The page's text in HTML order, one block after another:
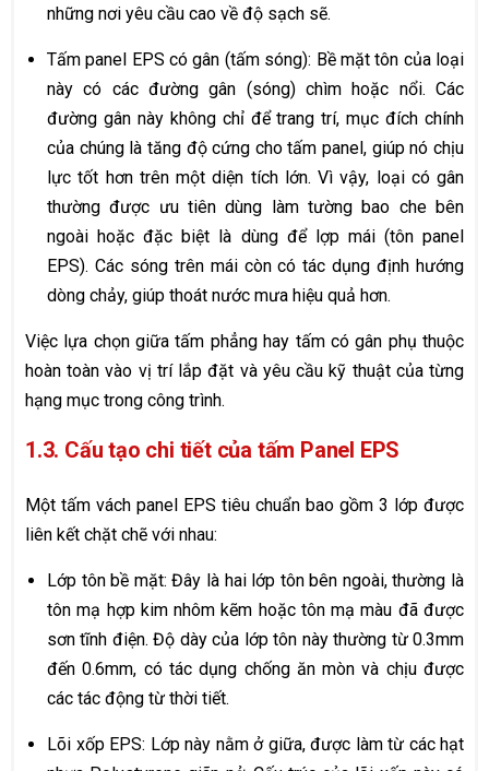
những nơi yêu cầu cao về độ sạch sẽ.
Tấm panel EPS có gân (tấm sóng): Bề mặt tôn của loại
này có các đường gân (sóng) chìm hoặc nổi. Các
đường gân này không chỉ để trang trí, mục đích chính
của chúng là tăng độ cứng cho tấm panel, giúp nó chịu
lực tốt hơn trên một diện tích lớn. Vì vậy, loại có gân
thường được ưu tiên dùng làm tường bao che bên
ngoài hoặc đặc biệt là dùng để lợp mái (tôn panel
EPS). Các sóng trên mái còn có tác dụng định hướng
dòng chảy, giúp thoát nước mưa hiệu quả hơn.
Việc lựa chọn giữa tấm phẳng hay tấm có gân phụ thuộc
hoàn toàn vào vị trí lắp đặt và yêu cầu kỹ thuật của từng
hạng mục trong công trình.
1.3. Cấu tạo chi tiết của tấm Panel EPS
Một tấm vách panel EPS tiêu chuẩn bao gồm 3 lớp được
liên kết chặt chẽ với nhau:
Lớp tôn bề mặt: Đây là hai lớp tôn bên ngoài, thường là
tôn mạ hợp kim nhôm kẽm hoặc tôn mạ màu đã được
sơn tĩnh điện. Độ dày của lớp tôn này thường từ 0.3mm
đến 0.6mm, có tác dụng chống ăn mòn và chịu được
các tác động từ thời tiết.
Lõi xốp EPS: Lớp này nằm ở giữa, được làm từ các hạt